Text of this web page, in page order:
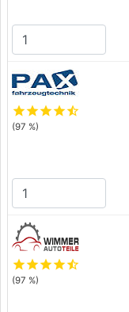
starstarstarstarstar_half
(97 %)
starstarstarstarstar_half
(97 %)